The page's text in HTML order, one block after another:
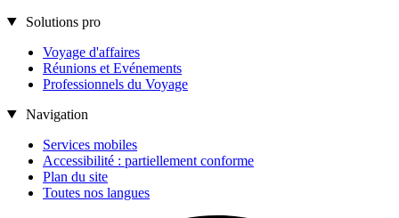
Solutions pro
Voyage d'affaires
Réunions et Evénements
Professionnels du Voyage
Navigation
Services mobiles
Accessibilité : partiellement conforme
Plan du site
Toutes nos langues